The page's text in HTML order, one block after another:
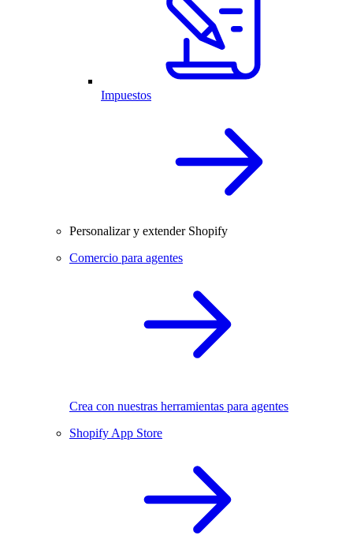
Impuestos
Personalizar y extender Shopify
Comercio para agentes
Crea con nuestras herramientas para agentes
Shopify App Store